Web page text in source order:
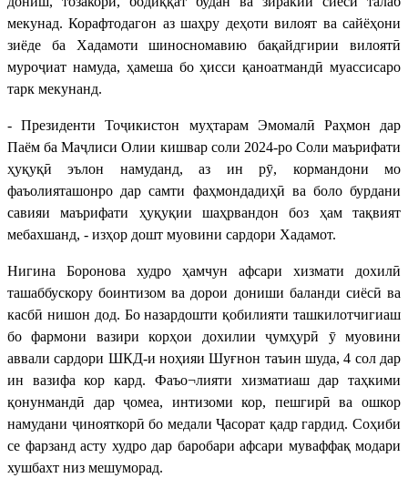
мекунад. Корафтодагон аз шаҳру деҳоти вилоят ва сайёҳони
зиёде ба Хадамоти шиносномавию бақайдгирии вилоятӣ
муроҷиат намуда, ҳамеша бо ҳисси қаноатмандӣ муассисаро
тарк мекунанд.
- Президенти Тоҷикистон муҳтарам Эмомалӣ Раҳмон дар
Паём ба Маҷлиси Олии кишвар соли 2024-ро Соли маърифати
ҳуқуқӣ эълон намуданд, аз ин рӯ, кормандони мо
фаъолияташонро дар самти фаҳмондадиҳӣ ва боло бурдани
савияи маърифати ҳуқуқии шаҳрвандон боз ҳам тақвият
мебахшанд, - изҳор дошт муовини сардори Хадамот.
Нигина Боронова худро ҳамчун афсари хизмати дохилӣ
ташаббускору боинтизом ва дорои дониши баланди сиёсӣ ва
касбӣ нишон дод. Бо назардошти қобилияти ташкилотчигиаш
бо фармони вазири корҳои дохилии ҷумҳурӣ ӯ муовини
аввали сардори ШКД-и ноҳияи Шуғнон таъин шуда, 4 сол дар
ин вазифа кор кард. Фаъо¬лияти хизматиаш дар таҳкими
қонунмандӣ дар ҷомеа, интизоми кор, пешгирӣ ва ошкор
намудани ҷинояткорӣ бо медали Ҷасорат қадр гардид. Соҳиби
се фарзанд асту худро дар баробари афсари муваффақ модари
хушбахт низ мешуморад.